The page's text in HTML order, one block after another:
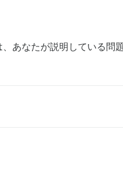
あなたが説明している問